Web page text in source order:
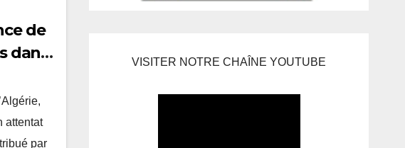
de
dans
attentat
par
VISITER NOTRE CHAÎNE YOUTUBE